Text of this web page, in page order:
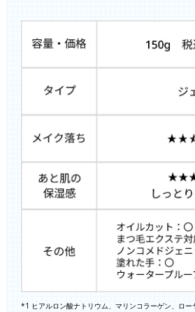
*1 ヒアルロン酸ナトリウム、マリンコラーゲン、ロ